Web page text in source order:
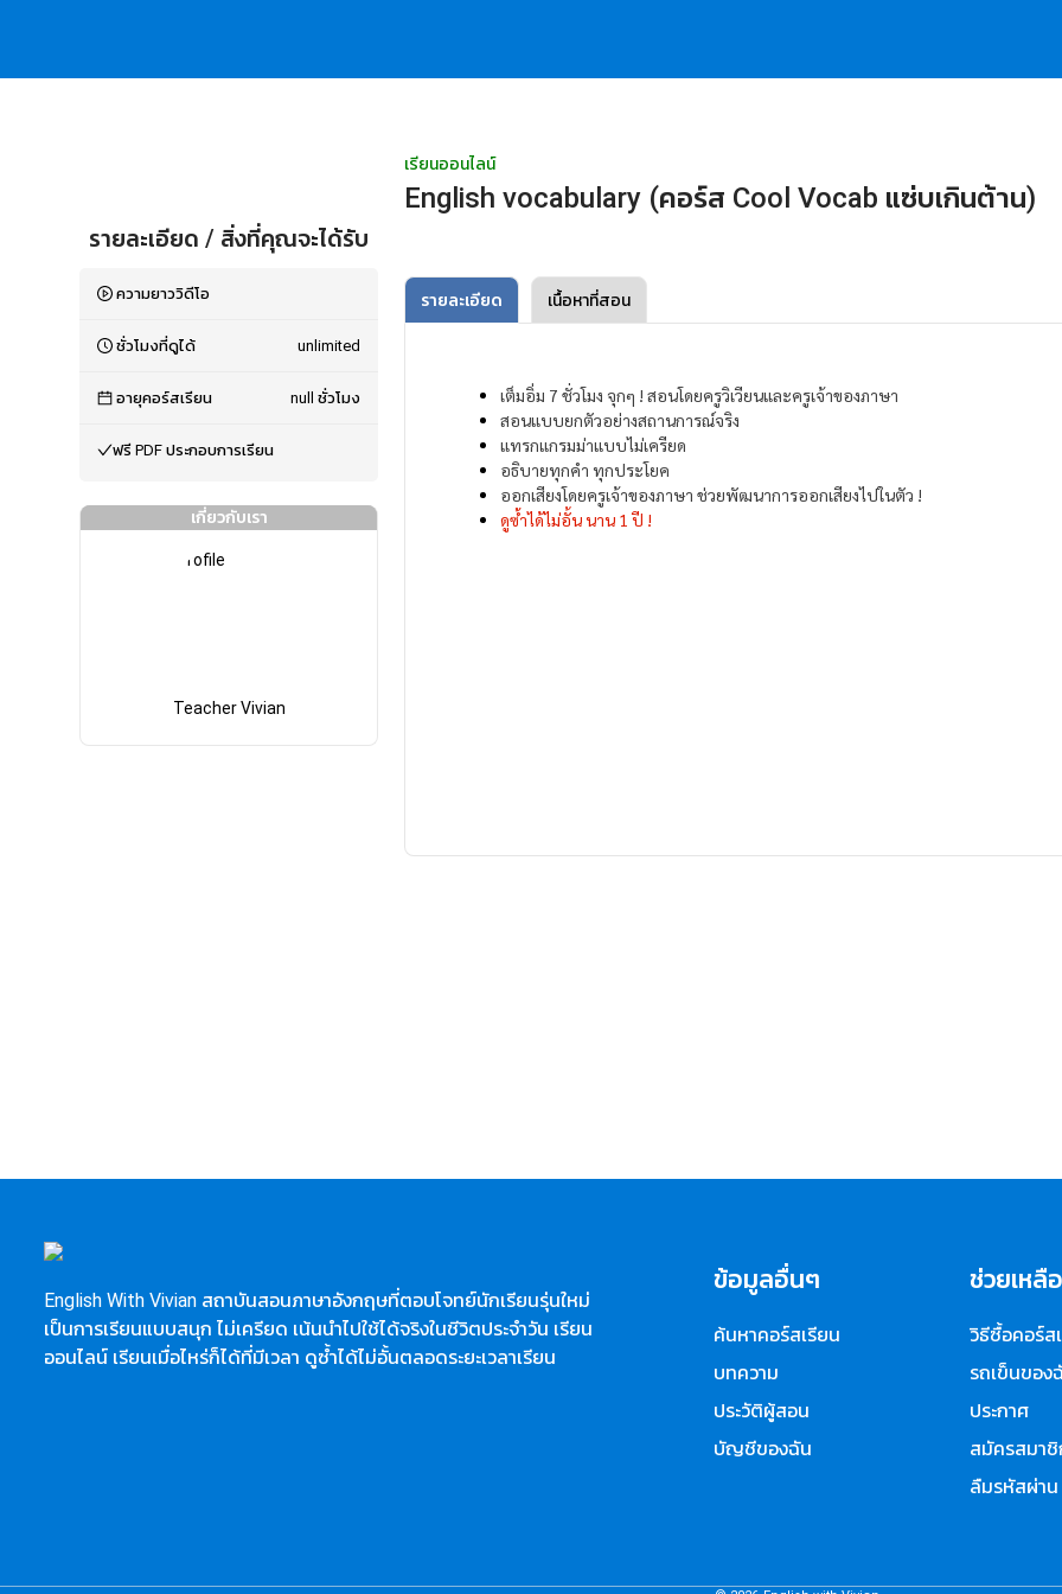
รายละเอียด / สิ่งที่คุณจะได้รับ
ความยาววิดีโอ
ชั่วโมงที่ดูได้ unlimited
อายุคอร์สเรียน nullชั่วโมง
ฟรี PDF ประกอบการเรียน
เกี่ยวกับเรา
Teacher Vivian
เรียนออนไลน์
English vocabulary (คอร์ส Cool Vocab แซ่บเกินต้าน)
รายละเอียด เนื้อหาที่สอน
เต็มอิ่ม 7 ชั่วโมง จุกๆ ! สอนโดยครูวิเวียนและครูเจ้าของภาษา​
สอนแบบยกตัวอย่างสถานการณ์จริง
แทรกแกรมม่าแบบไม่เครียด
อธิบายทุกคำ ทุกประโยค
ออกเสียงโดยครูเจ้าของภาษา ช่วยพัฒนาการออกเสียงไปในตัว !
ดูซ้ำได้ไม่อั้น นาน 1 ปี !
English With Vivian สถาบันสอนภาษาอังกฤษที่ตอบโจทย์นักเรียนรุ่นใหม่
เป็นการเรียนแบบสนุก ไม่เครียด เน้นนำไปใช้ได้จริงในชีวิตประจำวัน เรียน
ออนไลน์ เรียนเมื่อไหร่ก็ได้ที่มีเวลา ดูซ้ำได้ไม่อั้นตลอดระยะเวลาเรียน
ข้อมูลอื่นๆ
ค้นหาคอร์สเรียน
บทความ
ประวัติผู้สอน
บัญชีของฉัน
ช่วยเหลือ
วิธีซื้อคอร์ส
รถเข็นของ
ประกาศ
สมัครสมาชิ
ลืมรหัสผ่าน